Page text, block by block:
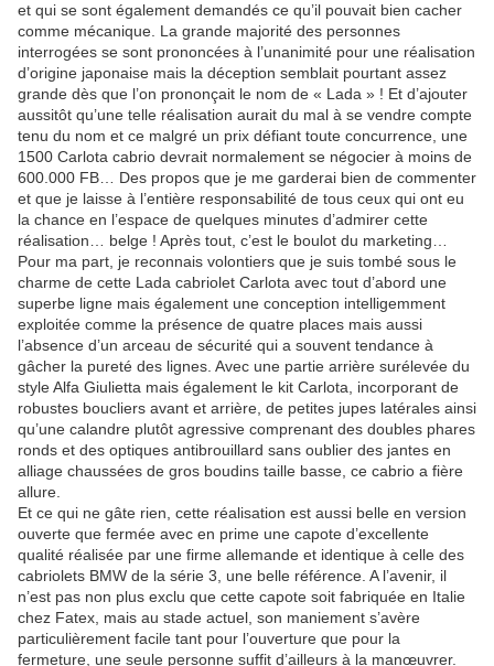
et qui se sont également demandés ce qu’il pouvait bien cacher
comme mécanique. La grande majorité des personnes
interrogées se sont prononcées à l’unanimité pour une réalisation
d’origine japonaise mais la déception semblait pourtant assez
grande dès que l’on prononçait le nom de « Lada » ! Et d’ajouter
aussitôt qu’une telle réalisation aurait du mal à se vendre compte
tenu du nom et ce malgré un prix défiant toute concurrence, une
1500 Carlota cabrio devrait normalement se négocier à moins de
600.000 FB… Des propos que je me garderai bien de commenter
et que je laisse à l’entière responsabilité de tous ceux qui ont eu
la chance en l’espace de quelques minutes d’admirer cette
réalisation… belge ! Après tout, c’est le boulot du marketing…
Pour ma part, je reconnais volontiers que je suis tombé sous le
charme de cette Lada cabriolet Carlota avec tout d’abord une
superbe ligne mais également une conception intelligemment
exploitée comme la présence de quatre places mais aussi
l’absence d’un arceau de sécurité qui a souvent tendance à
gâcher la pureté des lignes. Avec une partie arrière surélevée du
style Alfa Giulietta mais également le kit Carlota, incorporant de
robustes boucliers avant et arrière, de petites jupes latérales ainsi
qu’une calandre plutôt agressive comprenant des doubles phares
ronds et des optiques antibrouillard sans oublier des jantes en
alliage chaussées de gros boudins taille basse, ce cabrio a fière
allure.
Et ce qui ne gâte rien, cette réalisation est aussi belle en version
ouverte que fermée avec en prime une capote d’excellente
qualité réalisée par une firme allemande et identique à celle des
cabriolets BMW de la série 3, une belle référence. A l’avenir, il
n’est pas non plus exclu que cette capote soit fabriquée en Italie
chez Fatex, mais au stade actuel, son maniement s’avère
particulièrement facile tant pour l’ouverture que pour la
fermeture, une seule personne suffit d’ailleurs à la manœuvrer.